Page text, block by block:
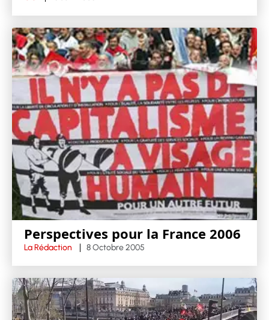
Perspectives pour la France 2006
La Rédaction 8 Octobre 2005